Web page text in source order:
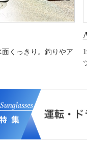
くっきり。釣りやア